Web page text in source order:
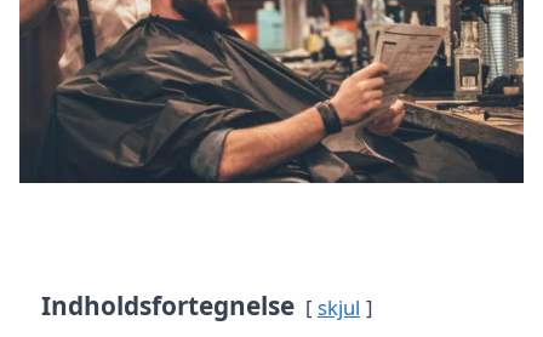
Indholdsfortegnelse skjul